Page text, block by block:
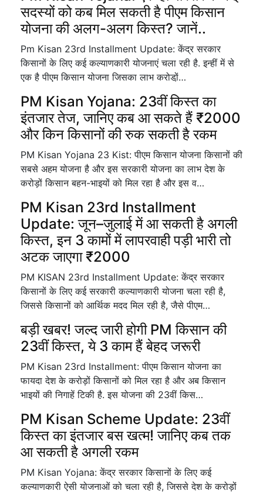
सदस्यों को कब मिल सकती है पीएम किसान
योजना की अलग-अलग किस्त? जानें..
Pm Kisan 23rd Installment Update: केंद्र सरकार
किसानों के लिए कई कल्याणकारी योजनाएं चला रही है. इन्हीं में से
एक है पीएम किसान योजना जिसका लाभ करोडो़ं…
PM Kisan Yojana: 23वीं किस्त का
इंतजार तेज, जानिए कब आ सकते हैं ₹2000
और किन किसानों की रुक सकती है रकम
PM Kisan Yojana 23 Kist: पीएम किसान योजना किसानों की
सबसे अहम योजना है और इस सरकारी योजना का लाभ देश के
करोड़ों किसान बहन-भाइयों को मिल रहा है और इस व…
PM Kisan 23rd Installment
Update: जून–जुलाई में आ सकती है अगली
किस्त, इन 3 कामों में लापरवाही पड़ी भारी तो
अटक जाएगा ₹2000
PM KISAN 23rd Installment Update: केंद्र सरकार
किसानों के लिए कई सरकारी कल्याणकारी योजना चला रही है,
जिससे किसानों को आर्थिक मदद मिल रही है, जैसे पीएम…
बड़ी खबर! जल्द जारी होगी PM किसान की
23वीं किस्त, ये 3 काम हैं बेहद जरूरी
PM Kisan 23rd Installment: पीएम किसान योजना का
फायदा देश के करोड़ों किसानों को मिल रहा है और अब किसान
भाइयों की निगाहें टिकी है. इस योजना की 23वीं किस…
PM Kisan Scheme Update: 23वीं
किस्त का इंतजार बस खत्म! जानिए कब तक
आ सकती है अगली रकम
PM Kisan Yojana: केंद्र सरकार किसानों के लिए कई
कल्याणकारी ऐसी योजनाओं को चला रही है, जिससे देश के करोड़ों